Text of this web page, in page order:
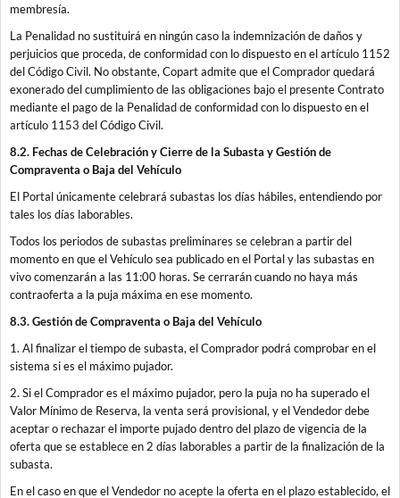
membresía.
La Penalidad no sustituirá en ningún caso la indemnización de daños y
perjuicios que proceda, de conformidad con lo dispuesto en el artículo 1152
del Código Civil. No obstante, Copart admite que el Comprador quedará
exonerado del cumplimiento de las obligaciones bajo el presente Contrato
mediante el pago de la Penalidad de conformidad con lo dispuesto en el
artículo 1153 del Código Civil.
8.2. Fechas de Celebración y Cierre de la Subasta y Gestión de
Compraventa o Baja del Vehículo
El Portal únicamente celebrará subastas los días hábiles, entendiendo por
tales los días laborables.
Todos los periodos de subastas preliminares se celebran a partir del
momento en que el Vehículo sea publicado en el Portal y las subastas en
vivo comenzarán a las 11:00 horas. Se cerrarán cuando no haya más
contraoferta a la puja máxima en ese momento.
8.3. Gestión de Compraventa o Baja del Vehículo
1. Al finalizar el tiempo de subasta, el Comprador podrá comprobar en el
sistema si es el máximo pujador.
2. Si el Comprador es el máximo pujador, pero la puja no ha superado el
Valor Mínimo de Reserva, la venta será provisional, y el Vendedor debe
aceptar o rechazar el importe pujado dentro del plazo de vigencia de la
oferta que se establece en 2 días laborables a partir de la finalización de la
subasta.
En el caso en que el Vendedor no acepte la oferta en el plazo establecido, el